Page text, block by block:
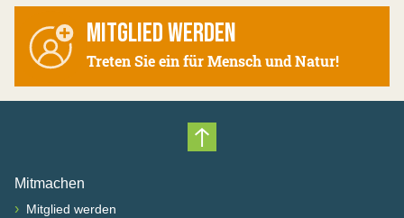
MITGLIED WERDEN
Treten Sie ein für Mensch und Natur!
Nach oben scrollen
Mitmachen
› Mitglied werden